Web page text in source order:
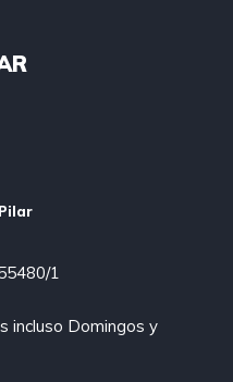
1
incluso Domingos y